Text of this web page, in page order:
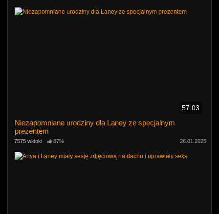
57:03
Niezapomniane urodziny dla Laney ze specjalnym
prezentem
7575 widoki 87% 26.01.2025